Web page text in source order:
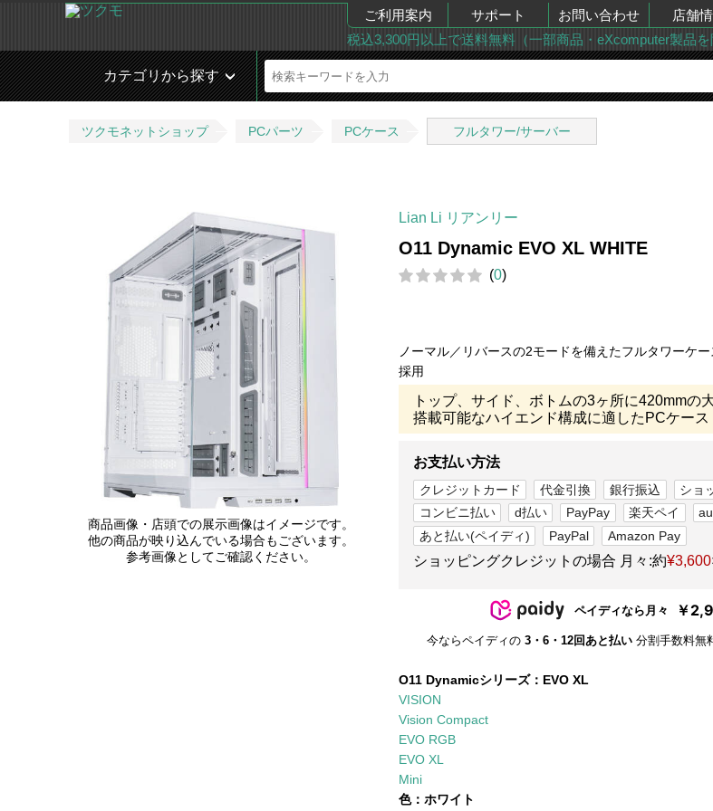
ご利用案内 サポート お問い合わせ 店舗
税込3,300円以上で送料無料（一部商品・eXcomputer製品を
カテゴリから探す
ツクモネットショップ PCパーツ PCケース フルタワー/サーバー
商品画像・店頭での展示画像はイメージです。
他の商品が映り込んでいる場合もございます。
参考画像としてご確認ください。
Lian Li リアンリー
O11 Dynamic EVO XL WHITE
(0)
ノーマル／リバースの2モードを備えたフルタワーケ
採用
トップ、サイド、ボトムの3ヶ所に420mmの
搭載可能なハイエンド構成に適したPCケース
お支払い方法
クレジットカード 代金引換 銀行振込
ショ
コンビニ払い
d払い PayPay 楽天ペイ
あと払い(ペイディ)
PayPal Amazon Pay
ショッピングクレジットの場合 月々:約¥3,600
ペイディなら月々 ￥
今ならペイディの 3・6・12回あと払い 分割手数料無
O11 Dynamicシリーズ： EVO XL
VISION
Vision Compact
EVO RGB
EVO XL
Mini
色： ホワイト